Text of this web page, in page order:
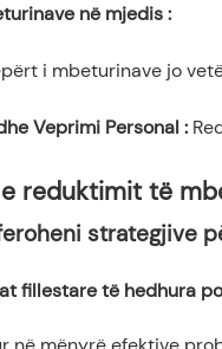
në mjedis:
i mbeturinave jo
Veprimi Personal :
reduktimit të
strategjive
fillestare të hedhura